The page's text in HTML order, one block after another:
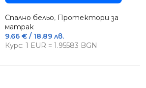
Спално бельо, Протектори за
матрак
9.66 € / 18.89 лв.
Курс: 1 EUR = 1.95583 BGN